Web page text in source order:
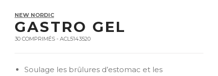
NEW NORDIC
GASTRO GEL
30 COMPRIMÉS - ACL5143520
Soulage les brûlures d’estomac et les